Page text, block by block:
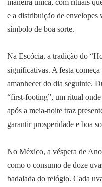
maneira única, com rituais
e a distribuição de
símbolo de boa sorte.
Na Escócia, a tradição do
significativas. A festa
amanhecer do dia seguinte.
“first-footing”, um ritual onde
após a meia-noite traz
garantir prosperidade e boa
No México, a véspera de
como o consumo de doze
badalada do relógio. Cada